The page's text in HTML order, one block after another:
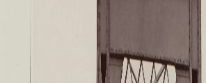
Степан Эрьзя –
Эпоха Императора
Архип Куинджи.
Русская традиция